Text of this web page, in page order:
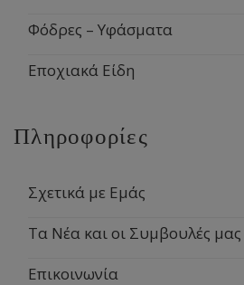
Φόδρες – Υφάσματα
Εποχιακά Είδη
Πληροφορίες
Σχετικά με Εμάς
Τα Νέα και οι Συμβουλές μας
Επικοινωνία